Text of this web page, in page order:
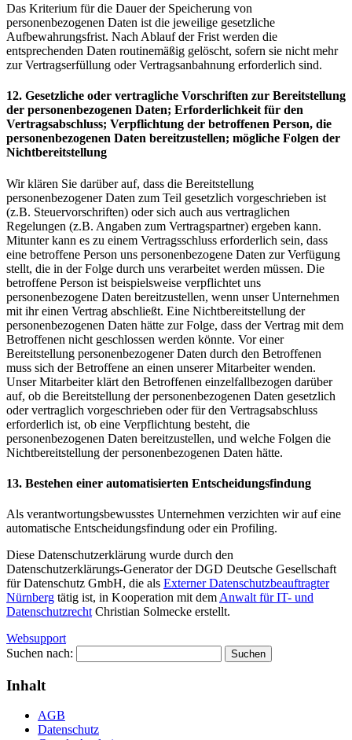
Das Kriterium für die Dauer der Speicherung von
personenbezogenen Daten ist die jeweilige gesetzliche
Aufbewahrungsfrist. Nach Ablauf der Frist werden die
entsprechenden Daten routinemäßig gelöscht, sofern sie nicht mehr
zur Vertragserfüllung oder Vertragsanbahnung erforderlich sind.
12. Gesetzliche oder vertragliche Vorschriften zur Bereitstellung
der personenbezogenen Daten; Erforderlichkeit für den
Vertragsabschluss; Verpflichtung der betroffenen Person, die
personenbezogenen Daten bereitzustellen; mögliche Folgen der
Nichtbereitstellung
Wir klären Sie darüber auf, dass die Bereitstellung
personenbezogener Daten zum Teil gesetzlich vorgeschrieben ist
(z.B. Steuervorschriften) oder sich auch aus vertraglichen
Regelungen (z.B. Angaben zum Vertragspartner) ergeben kann.
Mitunter kann es zu einem Vertragsschluss erforderlich sein, dass
eine betroffene Person uns personenbezogene Daten zur Verfügung
stellt, die in der Folge durch uns verarbeitet werden müssen. Die
betroffene Person ist beispielsweise verpflichtet uns
personenbezogene Daten bereitzustellen, wenn unser Unternehmen
mit ihr einen Vertrag abschließt. Eine Nichtbereitstellung der
personenbezogenen Daten hätte zur Folge, dass der Vertrag mit dem
Betroffenen nicht geschlossen werden könnte. Vor einer
Bereitstellung personenbezogener Daten durch den Betroffenen
muss sich der Betroffene an einen unserer Mitarbeiter wenden.
Unser Mitarbeiter klärt den Betroffenen einzelfallbezogen darüber
auf, ob die Bereitstellung der personenbezogenen Daten gesetzlich
oder vertraglich vorgeschrieben oder für den Vertragsabschluss
erforderlich ist, ob eine Verpflichtung besteht, die
personenbezogenen Daten bereitzustellen, und welche Folgen die
Nichtbereitstellung der personenbezogenen Daten hätte.
13. Bestehen einer automatisierten Entscheidungsfindung
Als verantwortungsbewusstes Unternehmen verzichten wir auf eine
automatische Entscheidungsfindung oder ein Profiling.
Diese Datenschutzerklärung wurde durch den
Datenschutzerklärungs-Generator der DGD Deutsche Gesellschaft
für Datenschutz GmbH, die als Externer Datenschutzbeauftragter
Nürnberg tätig ist, in Kooperation mit dem Anwalt für IT- und
Datenschutzrecht Christian Solmecke erstellt.
Websupport
Suchen nach:
Inhalt
AGB
Datenschutz